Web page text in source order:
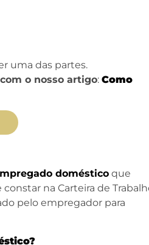
uma das partes.
o nosso artigo: Como
doméstico que
na Carteira de
pelo empregador para